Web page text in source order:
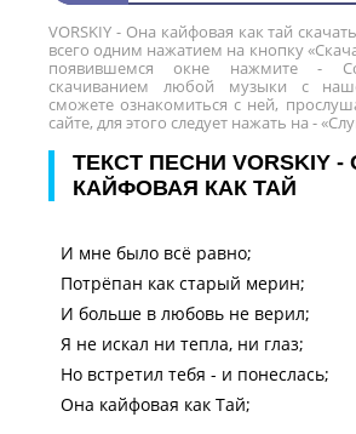
VORSKIY - Она кайфовая как тай
всего одним нажатием на кнопку
появившемся окне нажмите -
скачиванием любой музыки с
сможете ознакомиться с ней,
сайте, для этого следует нажать на -
ТЕКСТ ПЕСНИ VORSKIY -
КАЙФОВАЯ КАК ТАЙ
И мне было всё равно;
Потрёпан как старый мерин;
И больше в любовь не верил;
Я не искал ни тепла, ни глаз;
Но встретил тебя - и понеслась;
Она кайфовая как Тай;